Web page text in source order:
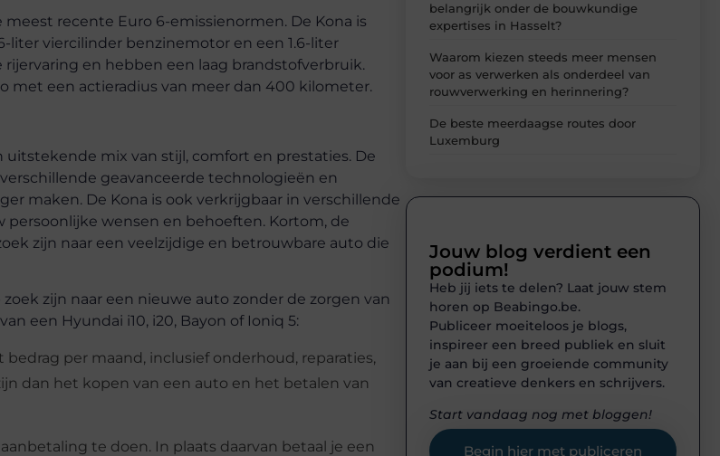
recente Euro 6-emissienormen. De Kona is
liter viercilinder benzinemotor en een 1.6-liter
en hebben een laag brandstofverbruik.
met een actieradius van meer dan 400 kilometer.
mix van stijl, comfort en prestaties. De
geavanceerde technologieën en
maken. De Kona is ook verkrijgbaar in verschillende
wensen en behoeften. Kortom, de
zijn naar een veelzijdige en betrouwbare auto die
zijn naar een nieuwe auto zonder de zorgen van
een Hyundai i10, i20, Bayon of Ioniq 5:
per maand, inclusief onderhoud, reparaties,
dan het kopen van een auto en het betalen van
te doen. In plaats daarvan betaal je een
belangrijk onder de bouwkundige
expertises in Hasselt?
Waarom kiezen steeds meer mensen
voor as verwerken als onderdeel van
rouwverwerking en herinnering?
De beste meerdaagse routes door
Luxemburg
Jouw blog verdient een
podium!
Heb jij iets te delen? Laat jouw stem
horen op Beabingo.be.
Publiceer moeiteloos je blogs,
inspireer een breed publiek en sluit
je aan bij een groeiende community
van creatieve denkers en schrijvers.
Start vandaag nog met bloggen!
Begin hier met publiceren